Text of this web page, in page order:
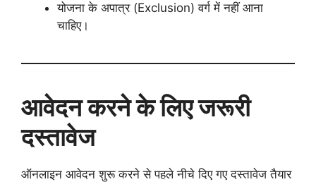
योजना के अपात्र (Exclusion) वर्ग में नहीं आना
चाहिए।
आवेदन करने के लिए जरूरी
दस्तावेज
ऑनलाइन आवेदन शुरू करने से पहले नीचे दिए गए दस्तावेज तैयार